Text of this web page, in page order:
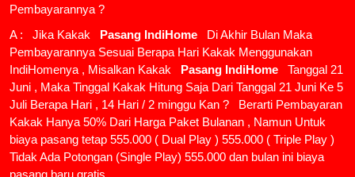
Pembayarannya ?
A : Jika Kakak
Pasang IndiHome
Di Akhir Bulan Maka
Pembayarannya Sesuai Berapa Hari Kakak Menggunakan
IndiHomenya , Misalkan Kakak
Pasang IndiHome
Tanggal 21
Juni , Maka Tinggal Kakak Hitung Saja Dari Tanggal 21 Juni Ke 5
Juli Berapa Hari , 14 Hari / 2 minggu Kan ? Berarti Pembayaran
Kakak Hanya 50% Dari Harga Paket Bulanan , Namun Untuk
biaya pasang tetap 555.000 ( Dual Play ) 555.000 ( Triple Play )
Tidak Ada Potongan (Single Play) 555.000 dan bulan ini biaya